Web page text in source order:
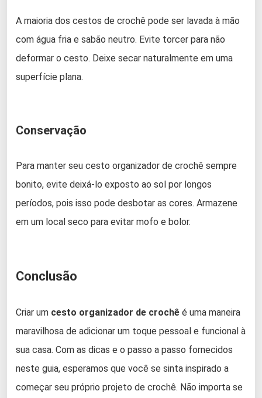
A maioria dos cestos de crochê pode ser lavada à mão
com água fria e sabão neutro. Evite torcer para não
deformar o cesto. Deixe secar naturalmente em uma
superfície plana.
Conservação
Para manter seu cesto organizador de crochê sempre
bonito, evite deixá-lo exposto ao sol por longos
períodos, pois isso pode desbotar as cores. Armazene
em um local seco para evitar mofo e bolor.
Conclusão
Criar um cesto organizador de crochê é uma maneira
maravilhosa de adicionar um toque pessoal e funcional à
sua casa. Com as dicas e o passo a passo fornecidos
neste guia, esperamos que você se sinta inspirado a
começar seu próprio projeto de crochê. Não importa se